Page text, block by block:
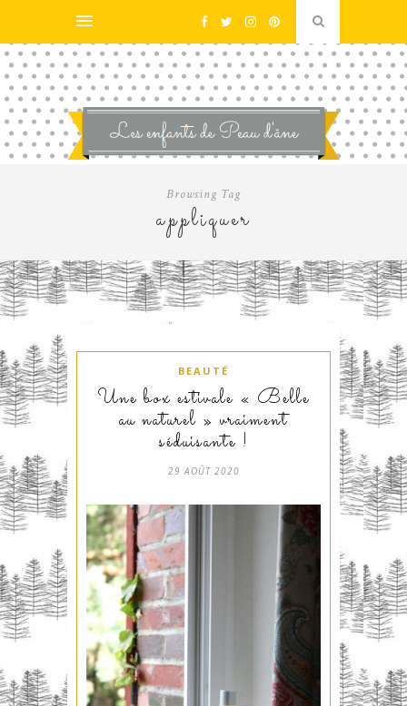
Browsing Tag
appliquer
BEAUTÉ
Une box estivale « Belle
au naturel » vraiment
séduisante !
29 AOÛT 2020